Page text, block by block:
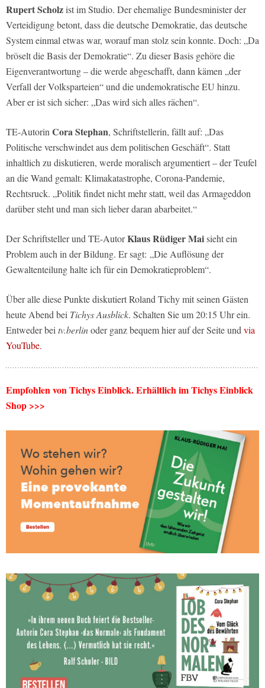
Rupert Scholzist im Studio. Der ehemalige Bundesminister der
Verteidigung betont, dass die deutsche Demokratie, das deutsche
System einmal etwas war, worauf man stolz sein konnte. Doch: „Da
bröselt die Basis der Demokratie“. Zu dieser Basis gehöre die
Eigenverantwortung – die werde abgeschafft, dann kämen „der
Verfall der Volksparteien“ und die undemokratische EU hinzu.
Aber er ist sich sicher: „Das wird sich alles rächen“.
TE-Autorin Cora Stephan, Schriftstellerin, fällt auf: „Das
Politische verschwindet aus dem politischen Geschäft“. Statt
inhaltlich zu diskutieren, werde moralisch argumentiert – der Teufel
an die Wand gemalt: Klimakatastrophe, Corona-Pandemie,
Rechtsruck. „Politik findet nicht mehr statt, weil das Armageddon
darüber steht und man sich lieber daran abarbeitet.“
Der Schriftsteller und TE-AutorKlaus Rüdiger Maisieht ein
Problem auch in der Bildung. Er sagt: „Die Auflösung der
Gewaltenteilung halte ich für ein Demokratieproblem“.
Über alle diese Punkte diskutiert Roland Tichy mit seinen Gästen
heute Abend bei Tichys Ausblick. Schalten Sie um 20:15 Uhr ein.
Entweder bei tv.berlinoder ganz bequem hier auf der Seite und via
YouTube.
Empfohlen von Tichys Einblick. Erhältlich im Tichys Einblick
Shop >>>